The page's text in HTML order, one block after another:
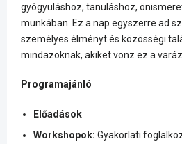
gyógyuláshoz, tanuláshoz,
munkában. Ez a nap egyszerre ad
személyes élményt és közösségi
mindazoknak, akiket vonz ez a
Programajánló
Előadások
Workshopok: Gyakorlati